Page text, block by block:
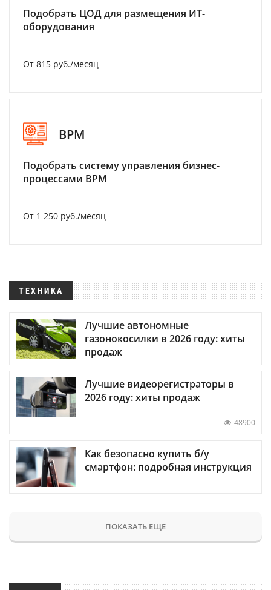
Подобрать ЦОД для размещения ИТ-
оборудования
От 815 руб./месяц
BPM
Подобрать систему управления бизнес-
процессами BPM
От 1 250 руб./месяц
ТЕХНИКА
Лучшие автономные
газонокосилки в 2026 году: хиты
продаж
Лучшие видеорегистраторы в
2026 году: хиты продаж
48900
Как безопасно купить б/у
смартфон: подробная инструкция
ПОКАЗАТЬ ЕЩЕ